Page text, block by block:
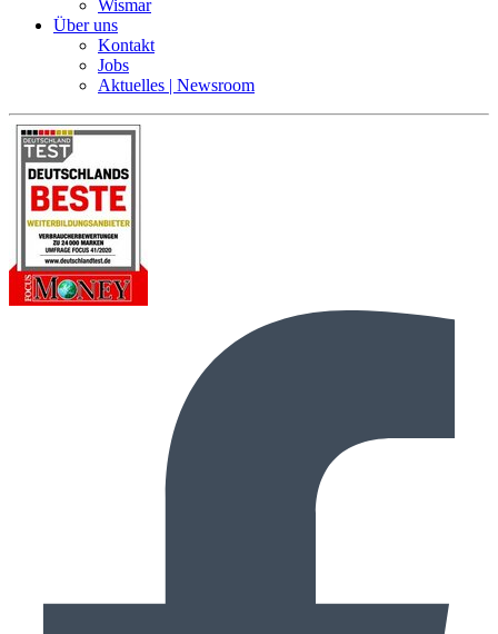
Wismar
Über uns
Kontakt
Jobs
Aktuelles | Newsroom